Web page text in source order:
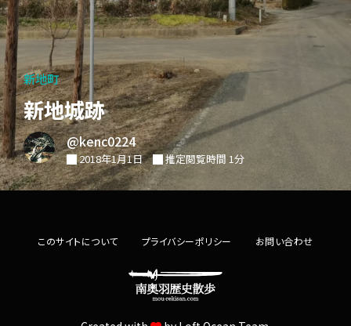
新地町
新地城跡
@kenc0224
2018年1月1日 推定閲覧時間 1分
このサイトについて プライバシーポリシー お問い合わせ